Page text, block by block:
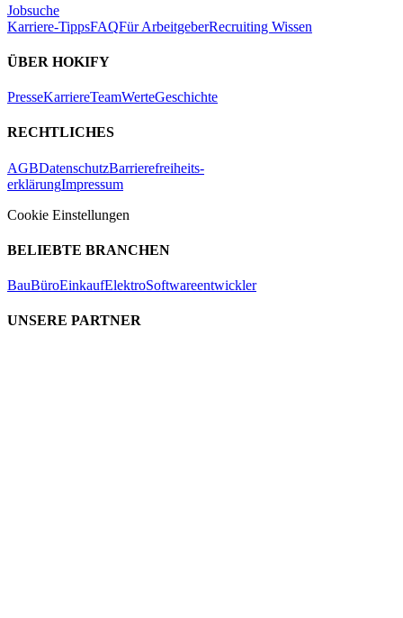
Jobsuche
Karriere-TippsFAQFür ArbeitgeberRecruiting Wissen
ÜBER HOKIFY
PresseKarriereTeamWerteGeschichte
RECHTLICHES
AGBDatenschutzBarrierefreiheits-
erklärungImpressum
Cookie Einstellungen
BELIEBTE BRANCHEN
BauBüroEinkaufElektroSoftwareentwickler
UNSERE PARTNER